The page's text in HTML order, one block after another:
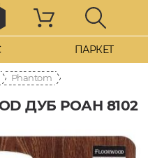
ПАРКЕТ
Phantom
ДУБ РОАН 8102